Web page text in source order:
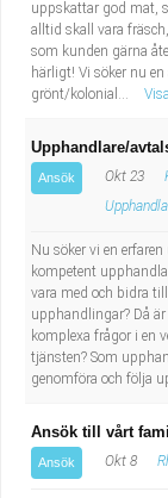
uppskattar god mat,
alltid skall vara
som kunden gärna
härligt! Vi söker nu
grönt/kolonial...
Upphandlare/
Ansök Okt 23
Nu söker vi en
kompetent
vara med och bidra
upphandlingar? Då
komplexa frågor i en
tjänsten? Som
genomföra och följa
Ansök till vårt
Ansök Okt 8